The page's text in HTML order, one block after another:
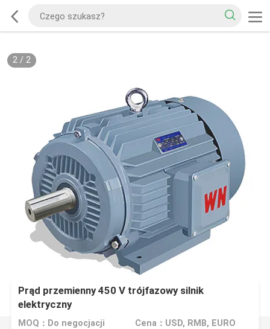
2/ 2
Prąd przemienny 450 V trójfazowy silnik
elektryczny
MOQ：Do negocjacji Cena：USD, RMB, EURO